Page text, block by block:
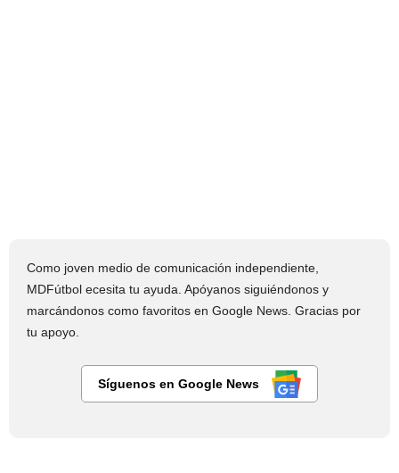
Como joven medio de comunicación independiente,
MDFútbol ecesita tu ayuda. Apóyanos siguiéndonos y
marcándonos como favoritos en Google News. Gracias por
tu apoyo.
Síguenos en Google News